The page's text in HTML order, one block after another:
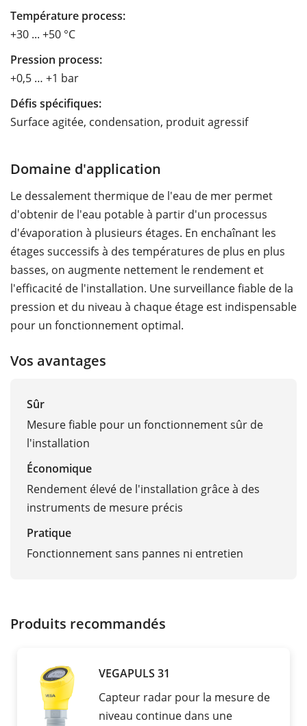
Température process:
+30 ... +50 °C
Pression process:
+0,5 … +1 bar
Défis spécifiques:
Surface agitée, condensation, produit agressif
Domaine d'application
Le dessalement thermique de l'eau de mer permet
d'obtenir de l'eau potable à partir d'un processus
d'évaporation à plusieurs étages. En enchaînant les
étages successifs à des températures de plus en plus
basses, on augmente nettement le rendement et
l'efficacité de l'installation. Une surveillance fiable de la
pression et du niveau à chaque étage est indispensable
pour un fonctionnement optimal.
Vos avantages
Sûr
Mesure fiable pour un fonctionnement sûr de
l'installation
Économique
Rendement élevé de l'installation grâce à des
instruments de mesure précis
Pratique
Fonctionnement sans pannes ni entretien
Produits recommandés
VEGAPULS 31
Capteur radar pour la mesure de
niveau continue dans une